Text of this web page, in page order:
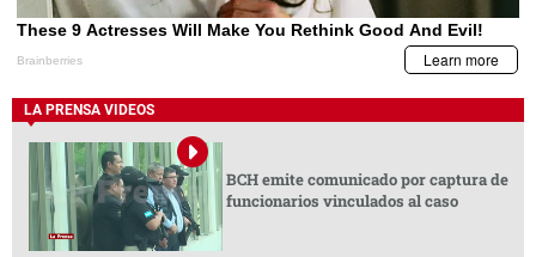
LA PRENSA VIDEOS
BCH emite comunicado por captura de
funcionarios vinculados al caso